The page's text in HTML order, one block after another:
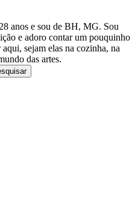
anos e sou de BH, MG. Sou
e adoro contar um pouquinho
sejam elas na cozinha, na
das artes.